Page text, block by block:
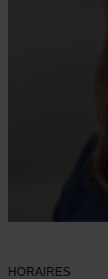
HORAIRES